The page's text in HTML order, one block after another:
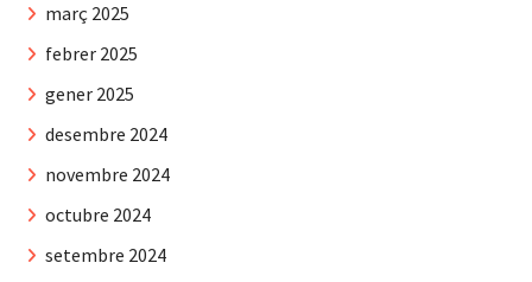
març 2025
febrer 2025
gener 2025
desembre 2024
novembre 2024
octubre 2024
setembre 2024